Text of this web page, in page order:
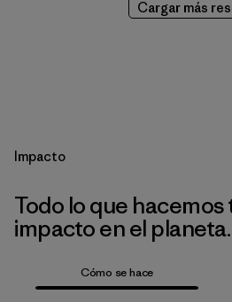
Cargar más
Impacto
Todo lo que hacemos
impacto en el planeta.
Cómo se hace